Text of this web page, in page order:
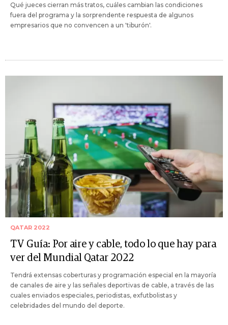
Qué jueces cierran más tratos, cuáles cambian las condiciones
fuera del programa y la sorprendente respuesta de algunos
empresarios que no convencen a un 'tiburón'.
QATAR 2022
TV Guía: Por aire y cable, todo lo que hay para
ver del Mundial Qatar 2022
Tendrá extensas coberturas y programación especial en la mayoría
de canales de aire y las señales deportivas de cable, a través de las
cuales enviados especiales, periodistas, exfutbolistas y
celebridades del mundo del deporte.